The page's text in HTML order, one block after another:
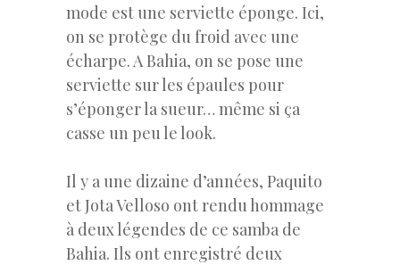
mode est une serviette éponge. Ici,
on se protège du froid avec une
écharpe. A Bahia, on se pose une
serviette sur les épaules pour
s’éponger la sueur… même si ça
casse un peu le look.
Il y a une dizaine d’années, Paquito
et Jota Velloso ont rendu hommage
à deux légendes de ce samba de
Bahia. Ils ont enregistré deux